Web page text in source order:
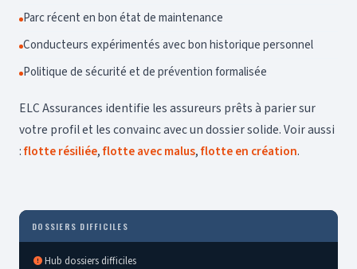
Parc récent en bon état de maintenance
Conducteurs expérimentés avec bon historique personnel
Politique de sécurité et de prévention formalisée
ELC Assurances identifie les assureurs prêts à parier sur
votre profil et les convainc avec un dossier solide. Voir aussi
:flotte résiliée,flotte avec malus,flotte en création.
DOSSIERS DIFFICILES
Hub dossiers difficiles